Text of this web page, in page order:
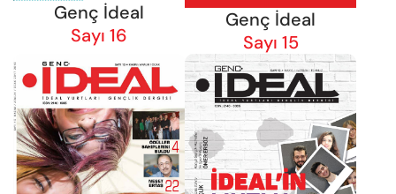
Genç İdeal
Sayı 16
Genç İdeal
Sayı 15